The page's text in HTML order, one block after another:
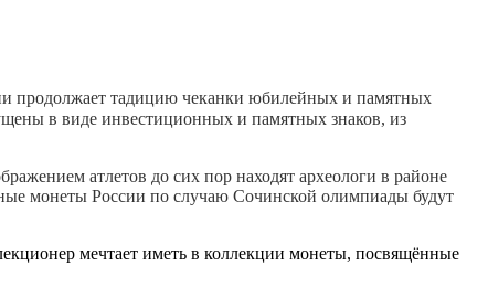
продолжает тадицию чеканки юбилейных и памятных
в виде инвестиционных и памятных знаков, из
атлетов до сих пор находят археологи в районе
монеты России по случаю Сочинской олимпиады будут
мечтает иметь в коллекции монеты, посвящённые